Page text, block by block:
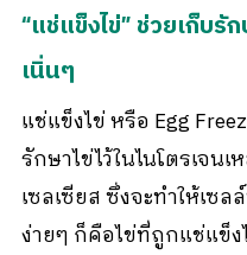
“แช่แข็งไข่” ช่วยเก็บ
เนิ่นๆ
แช่แข็งไข่ หรือ Egg
รักษาไข่ไว้ในไนโตรเจน
เซลเซียส ซึ่งจะทำให้เซ
ง่ายๆ ก็คือไข่ที่ถูกแช่แข็ง